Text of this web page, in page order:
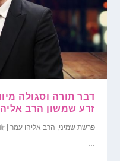
דבר תורה וסגולה
זרע שמשון הרב
פרשת שמיני, הרב אליהו עמר |